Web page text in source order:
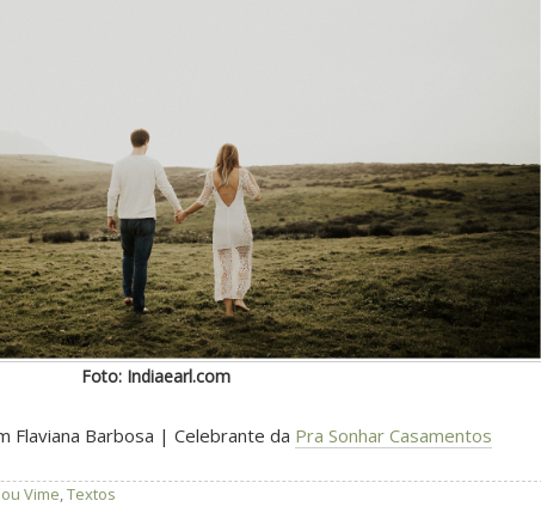
Foto: Indiaearl.com
Flaviana Barbosa | Celebrante da Pra Sonhar Casamentos
Vime,Textos